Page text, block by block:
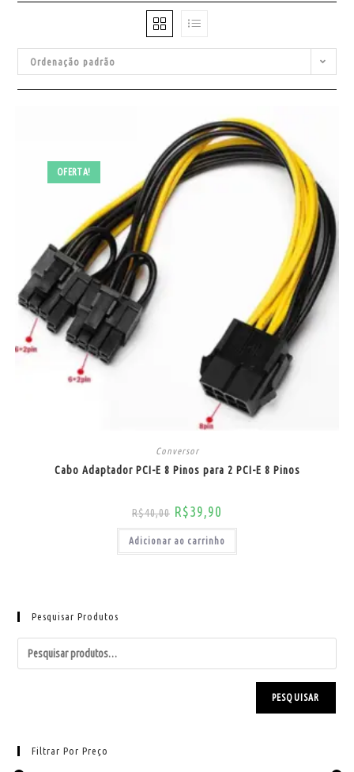
Ordenação padrão
OFERTA!
Conversor
Cabo Adaptador PCI-E 8 Pinos para 2 PCI-E 8 Pinos
R$40,00 R$39,90
Adicionar ao carrinho
Pesquisar Produtos
PESQUISAR
Filtrar Por Preço